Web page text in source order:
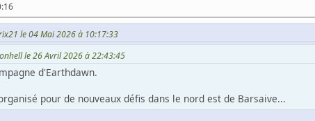
le 04 Mai 2026 à 10:17:33
le 26 Avril 2026 à 22:43:45
d'Earthdawn.
pour de nouveaux défis dans le nord est de Barsaive...